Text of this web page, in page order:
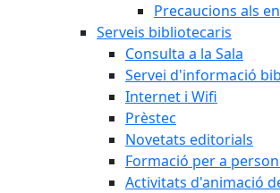
Precaucions als
Serveis bibliotecaris
Consulta a la Sala
Servei d'informació
Internet i Wifi
Prèstec
Novetats editorials
Formació per a
Activitats d'animació